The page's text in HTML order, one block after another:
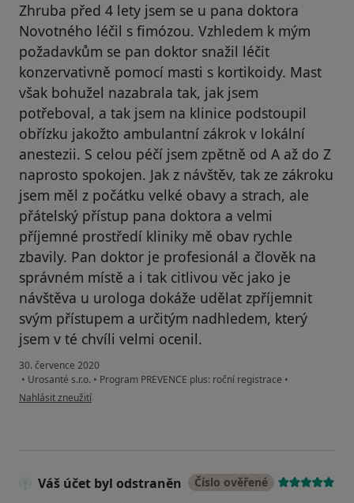
Zhruba před 4 lety jsem se u pana doktora
Novotného léčil s fimózou. Vzhledem k mým
požadavkům se pan doktor snažil léčit
konzervativně pomocí masti s kortikoidy. Mast
však bohužel nazabrala tak, jak jsem
potřeboval, a tak jsem na klinice podstoupil
obřízku jakožto ambulantní zákrok v lokální
anestezii. S celou péčí jsem zpětně od A až do Z
naprosto spokojen. Jak z návštěv, tak ze zákroku
jsem měl z počátku velké obavy a strach, ale
přátelský přístup pana doktora a velmi
příjemné prostředí kliniky mě obav rychle
zbavily. Pan doktor je profesionál a člověk na
správném místě a i tak citlivou věc jako je
návštěva u urologa dokáže udělat zpříjemnit
svým přístupem a určitým nadhledem, který
jsem v té chvíli velmi ocenil.
30. července 2020
• Urosanté s.r.o. • Program PREVENCE plus: roční registrace •
podle názoru uživatele ANONYM
Nahlásit zneužití
Váš účet byl odstraněn Číslo ověřené